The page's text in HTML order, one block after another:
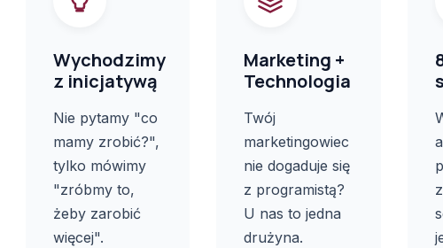
Wychodzimy
z inicjatywą
Nie pytamy "co
mamy zrobić?",
tylko mówimy
"zróbmy to,
żeby zarobić
więcej".
Marketing +
Technologia
Twój
marketingowiec
nie dogaduje się
z programistą?
U nas to jedna
drużyna.